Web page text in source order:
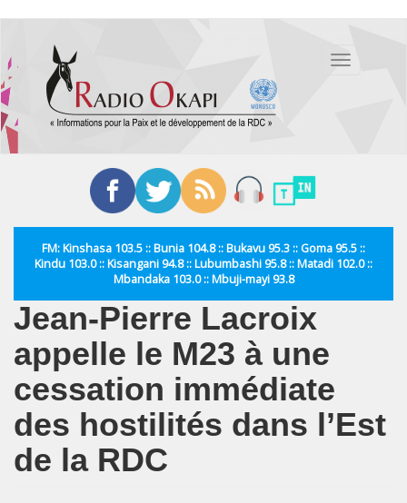
contenu
principal
Toggle
FM: Kinshasa 103.5 :: Bunia 104.8 :: Bukavu 95.3 :: Goma 95.5 ::
Kindu 103.0 :: Kisangani 94.8 :: Lubumbashi 95.8 :: Matadi 102.0 ::
Mbandaka 103.0 :: Mbuji-mayi 93.8
Jean-Pierre Lacroix
appelle le M23 à une
cessation immédiate
des hostilités dans l’Est
de la RDC